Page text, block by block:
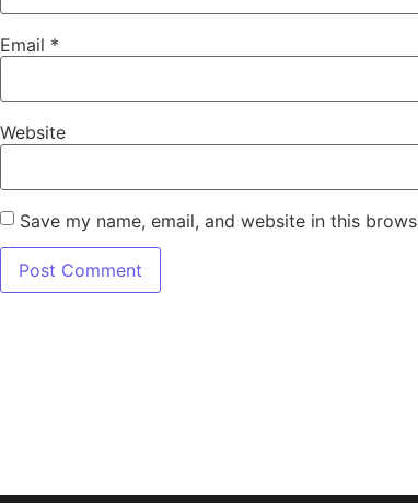
Email *
Website
Save my name, email, and website in this